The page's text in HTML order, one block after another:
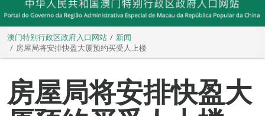
澳门特别行政区政府入口网站
新闻
房屋局将安排快盈大厦预约买受人上楼
房屋局将安排快盈大